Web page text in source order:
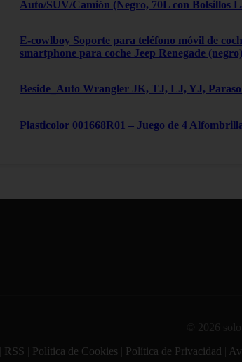
Auto/SUV/Camión (Negro, 70L con Bolsillos
E-cowlboy Soporte para teléfono móvil de
smartphone para coche Jeep Renegade (negro)
Beside_Auto Wrangler JK, TJ, LJ, YJ,
Plasticolor 001668R01 – Juego de 4
© 2026
RSS Política de Cookies Política de Privacidad